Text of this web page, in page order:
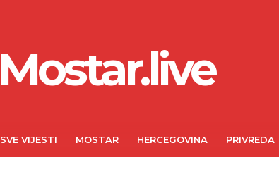
Mostar.live
SVE VIJESTI MOSTAR HERCEGOVINA PRIVREDA